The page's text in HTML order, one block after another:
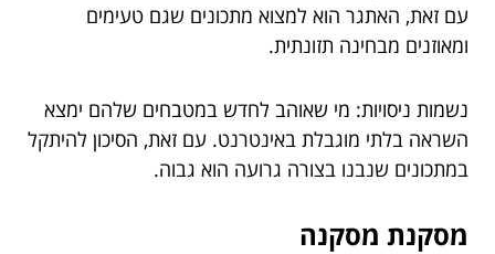
עם זאת, האתגר הוא למצוא מתכונים שגם טעימים
ומאוזנים מבחינה תזונתית.
נשמות ניסויות: מי שאוהב לחדש במטבחים שלהם ימצא
השראה בלתי מוגבלת באינטרנט. עם זאת, הסיכון להיתקל
במתכונים שנבנו בצורה גרועה הוא גבוה.
מסקנת מסקנה